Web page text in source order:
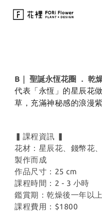
B｜ 聖誕永恆花圈 ． 乾
代表「永恆」的星辰花
草，充滿神秘感的浪漫紫
▍課程資訊 ▍
花材：星辰花、錢幣花
製作而成
作品尺寸：25 cm
課程時間：2 - 3 小時
鑑賞期：乾燥後一年以上
課程費用：$1800